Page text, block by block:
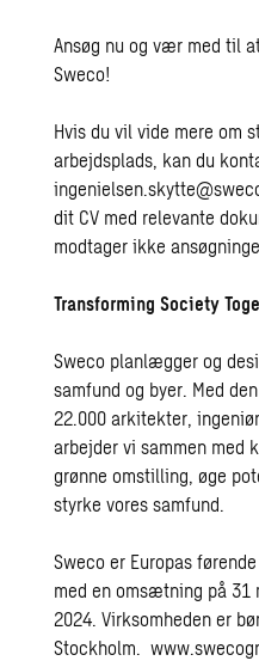
Ansøg nu og vær med til
Sweco!
Hvis du vil vide mere om
arbejdsplads, kan du
dit CV med relevante
modtager ikke
Transforming Society
Sweco planlægger og
samfund og byer. Med
22.000 arkitekter,
arbejder vi sammen med
grønne omstilling, øge
styrke vores samfund.
Sweco er Europas
med en omsætning på 31
2024. Virksomheden er
Stockholm.